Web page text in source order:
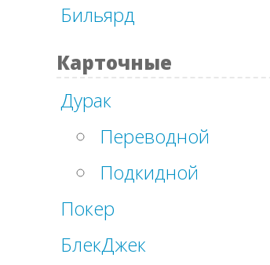
Бильярд
Карточные
Дурак
Переводной
Подкидной
Покер
БлекДжек